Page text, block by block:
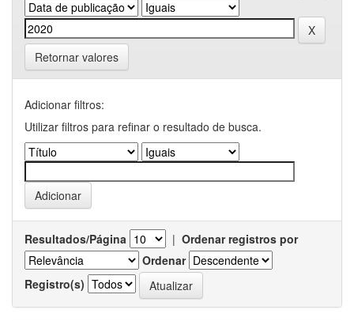
Retornar valores
Adicionar filtros:
Utilizar filtros para refinar o resultado de busca.
Resultados/Página | Ordenar registros por
Ordenar
Registro(s)